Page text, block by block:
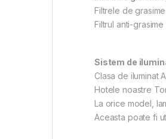
Filtrele de
Filtrul anti-
Sistem de
Clasa de iluminat
Hotele noastre
La orice model,
Aceasta poate fi